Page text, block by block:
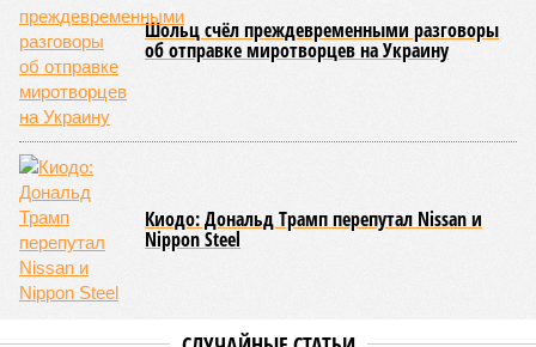
Шольц счёл преждевременными разговоры
об отправке миротворцев на Украину
Киодо: Дональд Трамп перепутал Nissan и
Nippon Steel